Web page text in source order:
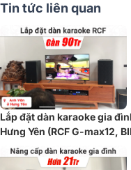
Tin tức liên quan
Lắp đặt dàn karaoke gia
Hưng Yên (RCF G-max12,
12SP, BIK BJ-U500II,...)